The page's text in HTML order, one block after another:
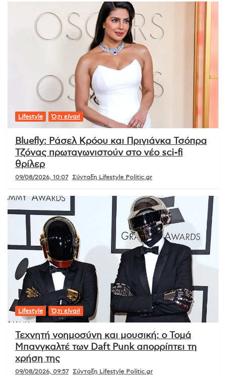
Lifestyle Ό,τι είναι!
Bluefly: Ράσελ Κρόου και Πριγιάνκα Τσόπρα
Τζόνας πρωταγωνιστούν στο νέο sci-fi
θρίλερ
09/08/2026, 10:07 Σύνταξη Lifestyle Politic.gr
Lifestyle Ό,τι είναι!
Τεχνητή νοημοσύνη και μουσική: ο Τομά
Μπανγκαλτέ των Daft Punk απορρίπτει τη
χρήση της
09/08/2026, 09:57 Σύνταξη Lifestyle Politic.gr